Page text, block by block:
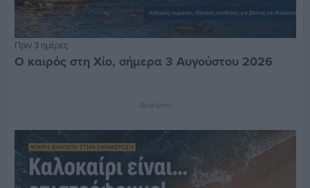
Πριν 3 ημέρες
Ο καιρός στη Χίο, σήμερα 3 Αυγούστου 2026
Διαφήμιση